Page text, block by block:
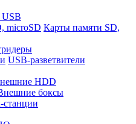
Карты памяти SD,
USB-разветвители
HDD
боксы
станции